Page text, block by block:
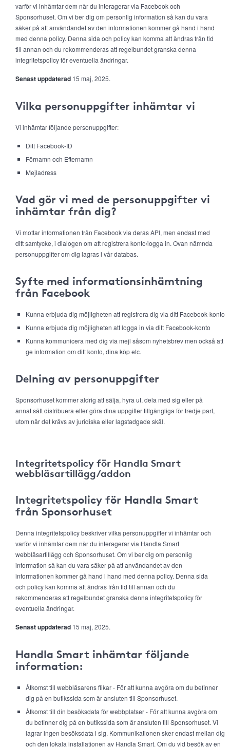
varför vi inhämtar dem när du interagerar via Facebook och
Sponsorhuset. Om vi ber dig om personlig information så kan du vara
säker på att användandet av den informationen kommer gå hand i hand
med denna policy. Denna sida och policy kan komma att ändras från tid
till annan och du rekommenderas att regelbundet granska denna
integritetspolicy för eventuella ändringar.
Senast uppdaterad 15 maj, 2025.
Vilka personuppgifter inhämtar vi
Vi inhämtar följande personuppgifter:
Ditt Facebook-ID
Förnamn och Efternamn
Mejladress
Vad gör vi med de personuppgifter vi
inhämtar från dig?
Vi mottar informationen från Facebook via deras API, men endast med
ditt samtycke, i dialogen om att registrera konto/logga in. Ovan nämnda
personuppgifter om dig lagras i vår databas.
Syfte med informationsinhämtning
från Facebook
Kunna erbjuda dig möjligheten att registrera dig via ditt Facebook-konto
Kunna erbjuda dig möjligheten att logga in via ditt Facebook-konto
Kunna kommunicera med dig via mejl såsom nyhetsbrev men också att
ge information om ditt konto, dina köp etc.
Delning av personuppgifter
Sponsorhuset kommer aldrig att sälja, hyra ut, dela med sig eller på
annat sätt distribuera eller göra dina uppgifter tillgängliga för tredje part,
utom när det krävs av juridiska eller lagstadgade skäl.
Integritetspolicy för Handla Smart
webbläsartillägg/addon
Integritetspolicy för Handla Smart
från Sponsorhuset
Denna integritetspolicy beskriver vilka personuppgifter vi inhämtar och
varför vi inhämtar dem när du interagerar via Handla Smart
webbläsartillägg och Sponsorhuset. Om vi ber dig om personlig
information så kan du vara säker på att användandet av den
informationen kommer gå hand i hand med denna policy. Denna sida
och policy kan komma att ändras från tid till annan och du
rekommenderas att regelbundet granska denna integritetspolicy för
eventuella ändringar.
Senast uppdaterad 15 maj, 2025.
Handla Smart inhämtar följande
information:
Åtkomst till webbläsarens flikar - För att kunna avgöra om du befinner
dig på en butikssida som är ansluten till Sponsorhuset.
Åtkomst till din besöksdata för webbplatser - För att kunna avgöra om
du befinner dig på en butikssida som är ansluten till Sponsorhuset. Vi
lagrar ingen besöksdata i sig. Kommunikationen sker endast mellan dig
och den lokala installationen av Handla Smart. Om du vid besök av en